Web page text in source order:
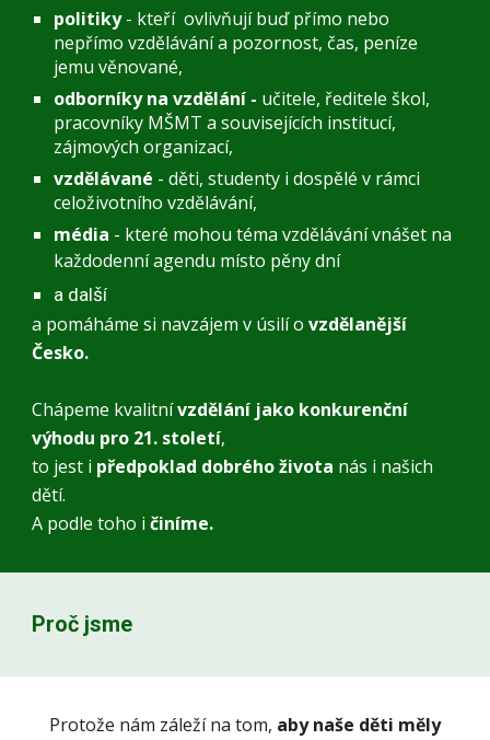
politiky- kteří ovlivňujíbuď přímo nebo
nepřímo vzdělávání a pozornost, čas, peníze
jemu věnované,
odborníky na vzdělání - učitele, ředitele škol,
pracovníky MŠMT a souvisejících institucí,
zájmových organizací,
vzdělávané - děti, studenty i dospělé v rámci
celoživotního vzdělávání,
média - které mohou téma vzdělávání vnášet na
každodenní agendu místo pěny dní
a další
a pomáháme si navzájem v úsilí ovzdělanější
Česko.
Chápeme kvalitnívzdělání jako konkurenční
výhodu pro 21. století,
to jest i předpoklad dobrého života nás i našich
dětí.
A podle toho ičiníme.
Proč jsme
Protože nám záleží na tom, aby naše děti měly